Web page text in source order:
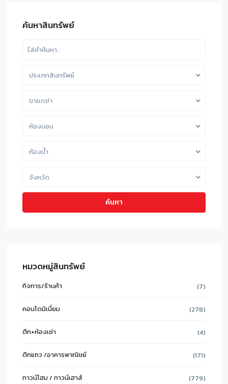
ค้นหาสินทรัพย์
ประเภทสินทรัพย์
ขาย/เช่า
ห้องนอน
ห้องน้ำ
จังหวัด
ค้นหา
หมวดหมู่สินทรัพย์
กิจการ/ร้านค้า (7)
คอนโดมิเนี่ยม (278)
ตึก+ห้องเช่า (4)
ตึกแถว /อาคารพาณิชย์ (171)
ทาวน์โฮม / ทาวน์เฮาส์ (779)